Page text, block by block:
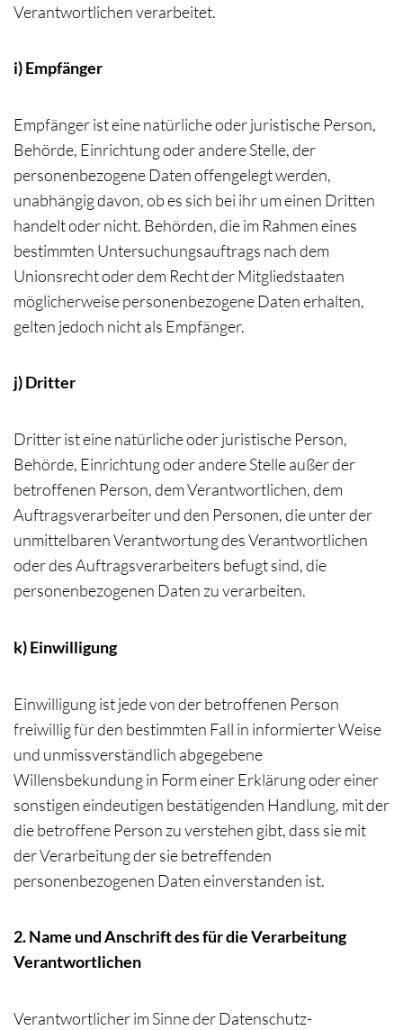
Verantwortlichen verarbeitet.
i) Empfänger
Empfänger ist eine natürliche oder juristische Person,
Behörde, Einrichtung oder andere Stelle, der
personenbezogene Daten offengelegt werden,
unabhängig davon, ob es sich bei ihr um einen Dritten
handelt oder nicht. Behörden, die im Rahmen eines
bestimmten Untersuchungsauftrags nach dem
Unionsrecht oder dem Recht der Mitgliedstaaten
möglicherweise personenbezogene Daten erhalten,
gelten jedoch nicht als Empfänger.
j) Dritter
Dritter ist eine natürliche oder juristische Person,
Behörde, Einrichtung oder andere Stelle außer der
betroffenen Person, dem Verantwortlichen, dem
Auftragsverarbeiter und den Personen, die unter der
unmittelbaren Verantwortung des Verantwortlichen
oder des Auftragsverarbeiters befugt sind, die
personenbezogenen Daten zu verarbeiten.
k) Einwilligung
Einwilligung ist jede von der betroffenen Person
freiwillig für den bestimmten Fall in informierter Weise
und unmissverständlich abgegebene
Willensbekundung in Form einer Erklärung oder einer
sonstigen eindeutigen bestätigenden Handlung, mit der
die betroffene Person zu verstehen gibt, dass sie mit
der Verarbeitung der sie betreffenden
personenbezogenen Daten einverstanden ist.
2. Name und Anschrift des für die Verarbeitung
Verantwortlichen
Verantwortlicher im Sinne der Datenschutz-